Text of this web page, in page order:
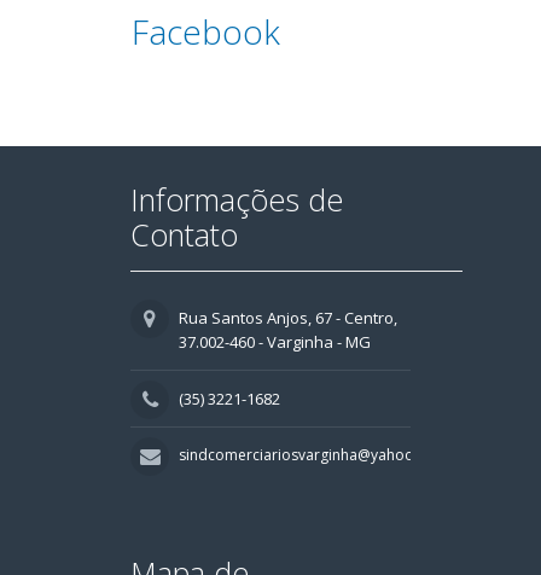
Facebook
Informações de
Contato
Rua Santos Anjos, 67 - Centro,
37.002-460 - Varginha - MG
(35) 3221-1682
sindcomerciariosvarginha@yahoo.com.br